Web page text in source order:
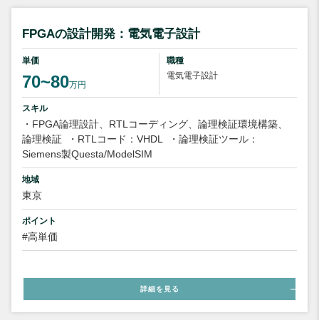
FPGAの設計開発：電気電子設計
単価
70~80万円
職種
電気電子設計
スキル
・FPGA論理設計、RTLコーディング、論理検証環境構築、
論理検証
・RTLコード：VHDL
・論理検証ツール：
Siemens製Questa/ModelSIM
地域
東京
ポイント
#高単価
詳細を見る